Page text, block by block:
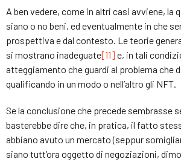
A ben vedere, come in altri casi avviene, la
siano o no beni, ed eventualmente in che
prospettiva e dal contesto. Le teorie
si mostrano inadeguate[11] e, in tali
atteggiamento che guardi al problema che
qualificando in un modo o nell’altro gli NFT.
Se la conclusione che precede sembrasse
basterebbe dire che, in pratica, il fatto
abbiano avuto un mercato (seppur
siano tutt’ora oggetto di negoziazioni,